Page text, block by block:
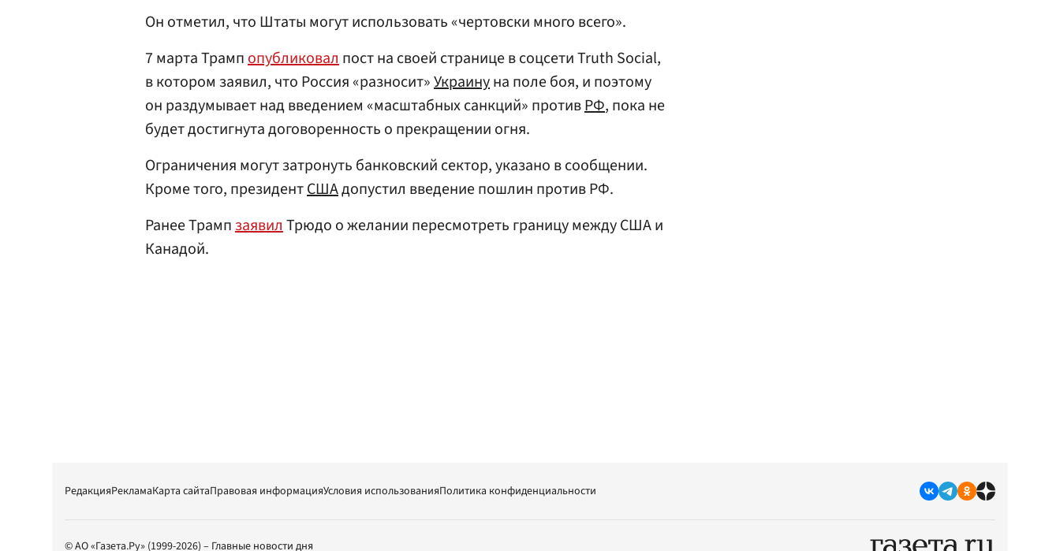
Он отметил, что Штаты могут использовать «чертовски много всего».
7 марта Трампопубликовалпост на своей странице в соцсети Truth Social,
в котором заявил, что Россия «разносит»Украинуна поле боя, и поэтому
он раздумывает над введением «масштабных санкций» противРФ, пока не
будет достигнута договоренность о прекращении огня.
Ограничения могут затронуть банковский сектор, указано в сообщении.
Кроме того, президентСШАдопустил введение пошлин против РФ.
Ранее ТрампзаявилТрюдо о желании пересмотреть границу между США и
Канадой.
РедакцияРекламаКарта сайтаПравовая информацияУсловия использованияПолитика конфиденциальности
© АО «Газета.Ру» (1999-2026) – Главные новости дня